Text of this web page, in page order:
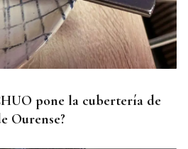
pone la cubertería de
Ourense?